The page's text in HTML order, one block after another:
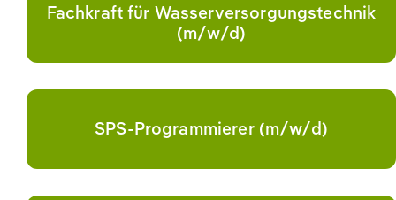
Fachkraft für Wasserversorgungstechnik
(m/w/d)
SPS-Programmierer (m/w/d)